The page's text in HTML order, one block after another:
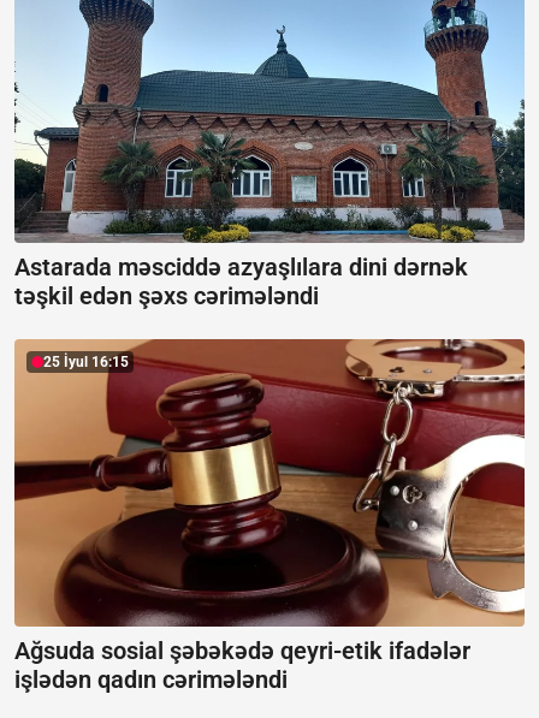
Astarada məsciddə azyaşlılara dini dərnək
təşkil edən şəxs cərimələndi
25 İyul 16:15
Ağsuda sosial şəbəkədə qeyri-etik ifadələr
işlədən qadın cərimələndi